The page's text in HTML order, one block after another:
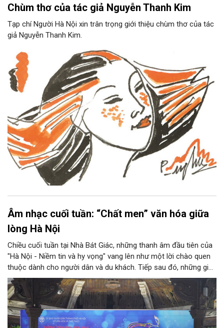
Chùm thơ của tác giả Nguyễn Thanh Kim
Tạp chí Người Hà Nội xin trân trọng giới thiệu chùm thơ của tác
giả Nguyễn Thanh Kim.
Âm nhạc cuối tuần: “Chất men” văn hóa giữa
lòng Hà Nội
Chiều cuối tuần tại Nhà Bát Giác, những thanh âm đầu tiên của
"Hà Nội - Niềm tin và hy vọng" vang lên như một lời chào quen
thuộc dành cho người dân và du khách. Tiếp sau đó, những giai
điệu jazz kinh điển của thế giới lần lượt cất lên qua phần biểu
diễn của NSƯT Quyền Văn Minh và các nghệ sĩ Bình Minh Jazz
Club, mở ra một không gian âm nhạc giàu cảm xúc ngay giữa
trung tâm Thủ đô.